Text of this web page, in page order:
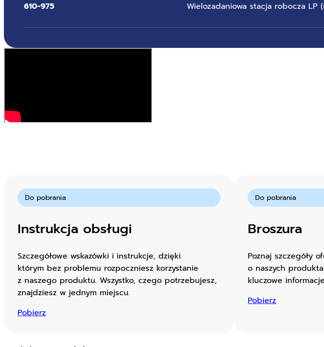
610-975 Wielozadaniowa stacja robocza LP
Do pobrania
Instrukcja obsługi
Szczegółowe wskazówki i instrukcje, dzięki
którym bez problemu rozpoczniesz korzystanie
z naszego produktu. Wszystko, czego potrzebujesz,
znajdziesz w jednym miejscu.
Pobierz
Do pobrania
Broszura
Poznaj szczegóły
o naszych
kluczowe
Pobierz